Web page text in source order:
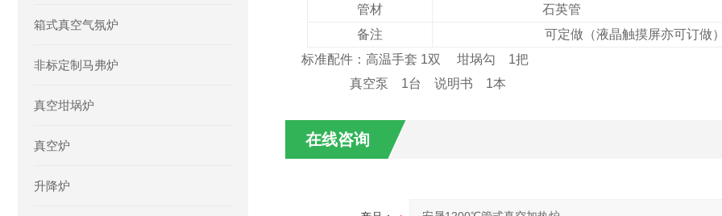
箱式真空气氛炉
非标定制马弗炉
真空坩埚炉
真空炉
升降炉
管材
石英管
备注
可定做（液晶触摸屏亦可订做
标准配件：高温手套 1双
坩埚勾 1把
真空泵 1台
说明书 1本
在线咨询